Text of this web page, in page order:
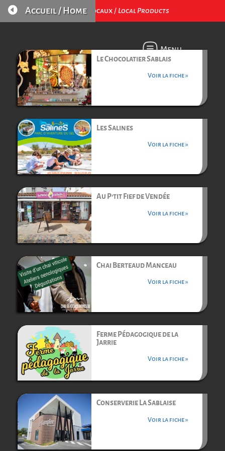
Produits Locaux / Local Products
 Accueil / Home
Menu
Le Chocolatier Sablais
Voir la fiche »
Les Salines
Voir la fiche »
Au P’tit Fief de Vendée
Voir la fiche »
Chai Berteaud Manceau
Voir la fiche »
Ferme Pédagogique de la
Jarrie
Voir la fiche »
Conserverie La Sablaise
Voir la fiche »